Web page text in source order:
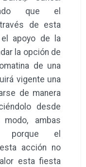
que el
de esta
apoyo de la
la opción de
de una
vigente una
de manera
desde
ambas
porque el
acción no
esta fiesta